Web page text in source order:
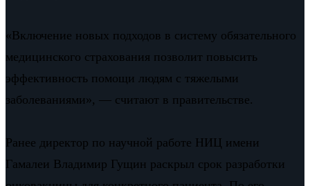
«Включение новых подходов в систему обязательного
медицинского страхования позволит повысить
эффективность помощи людям с тяжелыми
заболеваниями», — считают в правительстве.
Ранее директор по научной работе НИЦ имени
Гамалеи Владимир Гущин раскрыл срок разработки